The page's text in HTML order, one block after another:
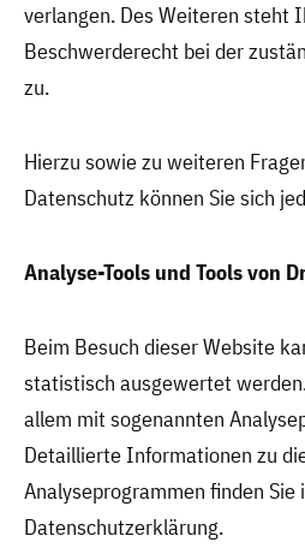
verlangen. Des Weiteren steht
Beschwerderecht bei der
zu.
Hierzu sowie zu weiteren
Datenschutz können Sie sich
Analyse-Tools und Tools von
Beim Besuch dieser Website
statistisch ausgewertet
allem mit sogenannten
Detaillierte Informationen zu
Analyseprogrammen finden Sie
Datenschutzerklärung.